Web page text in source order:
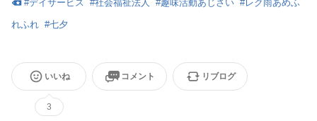
#デイサービス #社会福祉法人 #趣味活動あじさい #レク雨あめふ
れふれ #七夕
いいね
3
コメント リブログ